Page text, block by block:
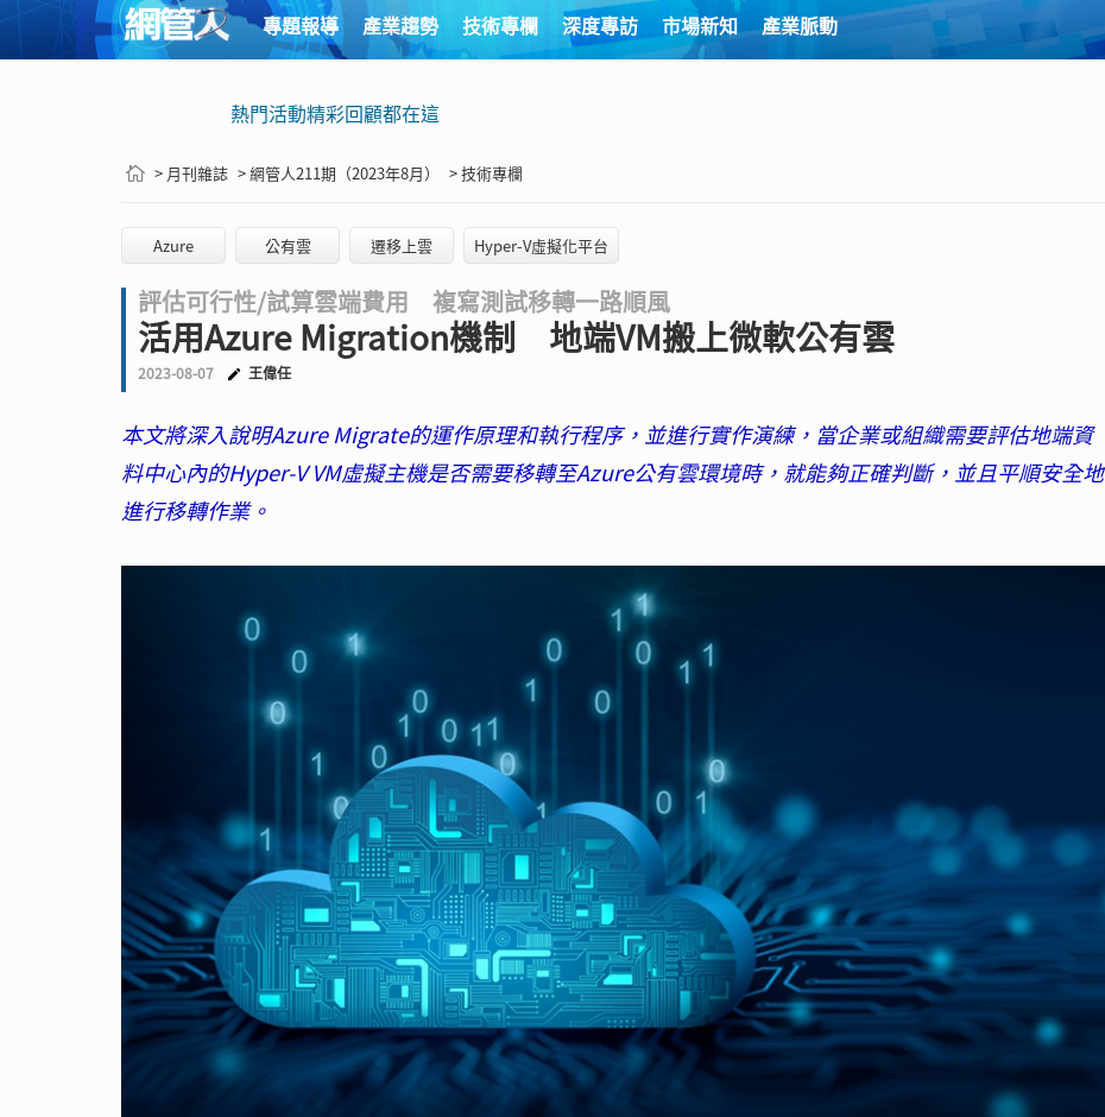
專題報導 產業趨勢 技術專欄 深度專訪 市場新知 產業脈動
熱門活動精彩回顧都在這
> 月刊雜誌 > 網管人211期（2023年8月） > 技術專欄
Azure 公有雲 遷移上雲 Hyper-V虛擬化平台
評估可行性/試算雲端費用 複寫測試移轉一路順風
活用Azure Migration機制 地端VM搬上微軟公有雲
2023-08-07 王偉任
本文將深入說明Azure Migrate的運作原理和執行程序，並進行實作演練，當企業或組織需要評估地端資
料中心內的Hyper-V VM虛擬主機是否需要移轉至Azure公有雲環境時，就能夠正確判斷，並且平順安全地
進行移轉作業。